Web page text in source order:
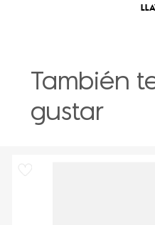
También
gustar